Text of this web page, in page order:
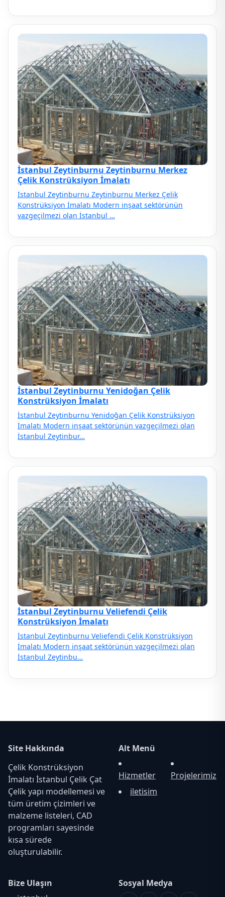
İstanbul Zeytinburnu Zeytinburnu Merkez
Çelik Konstrüksiyon İmalatı
İstanbul Zeytinburnu Zeytinburnu Merkez Çelik
Konstrüksiyon İmalatı Modern inşaat sektörünün
vazgeçilmezi olan İstanbul …
İstanbul Zeytinburnu Yenidoğan Çelik
Konstrüksiyon İmalatı
İstanbul Zeytinburnu Yenidoğan Çelik Konstrüksiyon
İmalatı Modern inşaat sektörünün vazgeçilmezi olan
İstanbul Zeytinbur…
İstanbul Zeytinburnu Veliefendi Çelik
Konstrüksiyon İmalatı
İstanbul Zeytinburnu Veliefendi Çelik Konstrüksiyon
İmalatı Modern inşaat sektörünün vazgeçilmezi olan
İstanbul Zeytinbu…
Site Hakkında
Çelik Konstrüksiyon
İmalatı İstanbul Çelik Çat
Çelik yapı modellemesi ve
tüm üretim çizimleri ve
malzeme listeleri, CAD
programları sayesinde
kısa sürede
oluşturulabilir.
Alt Menü
Hizmetler
Projelerimiz
iletisim
Bize Ulaşın
Sosyal Medya